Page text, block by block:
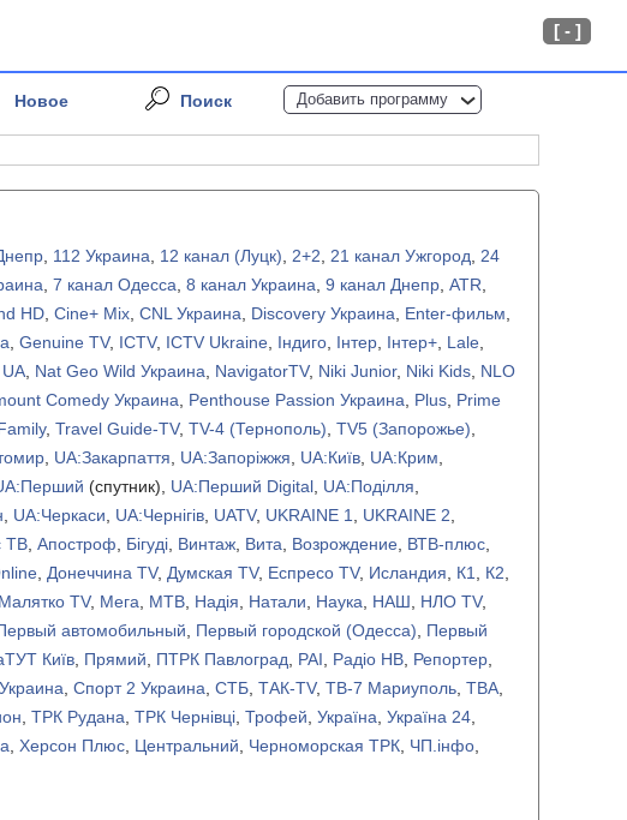
Новое Поиск Добавить программу
112 Украина 12 канал (Луцк) 2+2 21 канал Ужгород
24
7 канал Одесса 8 канал Украина 9 канал Днепр ATR
HD Cine+ Mix CNL Украина Discovery Украина Enter-фильм
Genuine TV, ICTV, ICTV Ukraine Iндиго Iнтер Iнтер+ Lale
Nat Geo Wild Украина NavigatorTV, Niki Junior, Niki Kids NLO
Comedy Украина Penthouse Passion Украина Plus Prime
, Travel Guide-TV, TV-4 (Тернополь) TV5 (Запорожье)
UA:Закарпаття UA:Запоріжжя UA:Київ UA:Крим
(спутник), UA:Перший Digital UA:Поділля
UA:Черкаси UA:Чернігів UATV, UKRAINE 1 UKRAINE 2
ТВ Апостроф Бiгудi Винтаж Вита Возрождение ВТВ-плюс
Донеччина TV, Думская TV, Еспресо TV, Исландия К1 К2
Малятко TV, Мега МТВ Надія Натали Наука НАШ НЛО TV,
автомобильный Первый городской (Одесса)
Первый
Київ Прямий ПТРК Павлоград РАІ Радіо НВ Репортер
Спорт 2 Украина СТБ ТАК-TV, ТВ-7 Мариуполь ТВА
ТРК Рудана ТРК Чернівці Трофей Україна Україна 24
Херсон Плюс Центральний Черноморская ТРК ЧП.iнфо
[ - ]